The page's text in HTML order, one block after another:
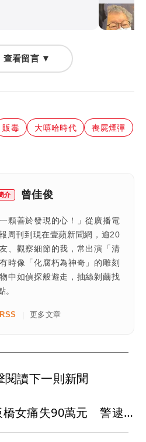
查看留言 ▼
販毒 大嘻哈時代
喪屍煙彈
介 曾佳俊
顆善於發現的心！」從廣播電
周刊到現在壹蘋新聞網，逾20
、觀察細節的我，常出演「清
時像「化腐朽為神奇」的雕刻
中如偵探般遊走，抽絲剝繭找
。
| 更多文章
閱讀下一則新聞
又是假投資詐騙！板橋女痛失90萬元 警逮2車手